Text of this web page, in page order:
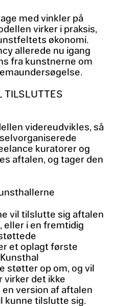
med vinkler på
virker i praksis,
økonomi.
allerede nu igang
fra kunstnerne om
TILSLUTTES
videreudvikles, så
kuratorer og
aftalen, og tager den
vil tilslutte sig aftalen
i en fremtidig
et oplagt første
støtter op om, og vil
virker det ikke
version af aftalen
kunne tilslutte sig.